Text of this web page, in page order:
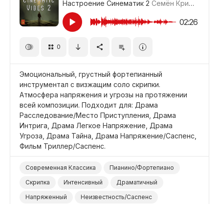
Драма Расследование/Место Преступления
Драма Трагедия
Фильм Титры/Окончание
Фильм Вступление
Фильм Историческая Драма
Фильм Винтаж/Классика
Фильм Военный
Война Историческая
Настроение Синематик 2 Семён Кривенко-Адамов
02:26
0
Эмоциональный, грустный фортепианный
инструментал с визжащим соло скрипки.
Атмосфера напряжения и угрозы на протяжении
всей композиции. Подходит для: Драма
Расследование/Место Приступления, Драма
Интрига, Драма Легкое Напряжение, Драма
Угроза, Драма Тайна, Драма Напряжение/Саспенс,
Фильм Триллер/Саспенс.
Современная Классика
Пианино/Фортепиано
Скрипка
Интенсивный
Драматичный
Напряженный
Неизвестность/Саспенс